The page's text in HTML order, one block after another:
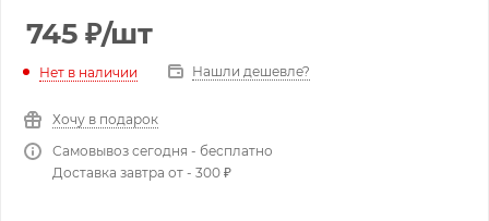
745 ₽/шт
Нет в наличии Нашли дешевле?
Хочу в подарок
Самовывоз сегодня - бесплатно
Доставка завтра от - 300 ₽